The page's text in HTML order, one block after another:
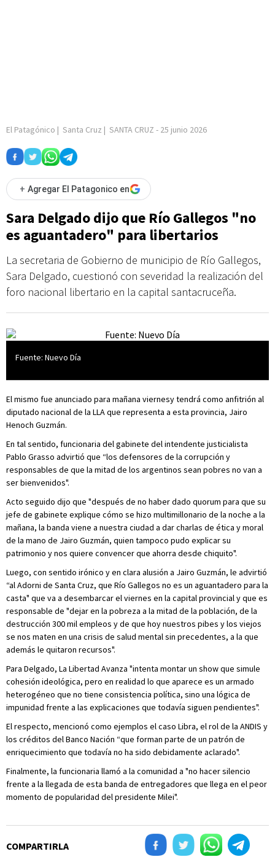
El Patagónico | Santa Cruz | SANTA CRUZ - 25 junio 2026
+ Agregar El Patagonico en
Sara Delgado dijo que Río Gallegos "no
es aguantadero" para libertarios
La secretaria de Gobierno de municipio de Río Gallegos,
Sara Delgado, cuestionó con severidad la realización del
foro nacional libertario en la capital santacruceña.
Fuente: Nuevo Día
El mismo fue anunciado para mañana viernesy tendrá como anfitrión al
diputado nacional de la LLA que representa a esta provincia, Jairo
Henoch Guzmán.
En tal sentido, funcionaria del gabinete del intendente justicialista
Pablo Grasso advirtió que “los defensores de la corrupción y
responsables de que la mitad de los argentinos sean pobres no van a
ser bienvenidos".
Acto seguido dijo que "después de no haber dado quorum para que su
jefe de gabinete explique cómo se hizo multimillonario de la noche a la
mañana, la banda viene a nuestra ciudad a dar charlas de ética y moral
de la mano de Jairo Guzmán, quien tampoco pudo explicar su
patrimonio y nos quiere convencer que ahorra desde chiquito".
Luego, con sentido irónico y en clara alusión a Jairo Guzmán, le advirtió
“al Adorni de Santa Cruz, que Río Gallegos no es un aguantadero para la
casta" que va a desembarcar el viernes en la capital provincial y que es
responsable de "dejar en la pobreza a la mitad de la población, de la
destrucción 300 mil empleos y de que hoy nuestros pibes y los viejos
se nos maten en una crisis de salud mental sin precedentes, a la que
además le quitaron recursos".
Para Delgado, La Libertad Avanza "intenta montar un show que simule
cohesión ideológica, pero en realidad lo que aparece es un armado
heterogéneo que no tiene consistencia política, sino una lógica de
impunidad frente a las explicaciones que todavía siguen pendientes".
El respecto, mencionó como ejemplos el caso Libra, el rol de la ANDIS y
los créditos del Banco Nación “que forman parte de un patrón de
enriquecimiento que todavía no ha sido debidamente aclarado".
Finalmente, la funcionaria llamó a la comunidad a "no hacer silencio
frente a la llegada de esta banda de entregadores que llega en el peor
momento de popularidad del presidente Milei".
COMPARTIRLA